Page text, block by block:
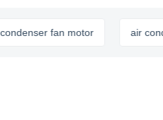
fan motor air